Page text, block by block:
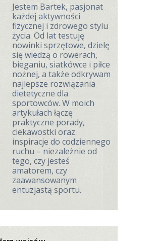
Jestem Bartek, pasjonat
każdej aktywności
fizycznej i zdrowego stylu
życia. Od lat testuję
nowinki sprzętowe, dzielę
się wiedzą o rowerach,
bieganiu, siatkówce i piłce
nożnej, a także odkrywam
najlepsze rozwiązania
dietetyczne dla
sportowców. W moich
artykułach łączę
praktyczne porady,
ciekawostki oraz
inspiracje do codziennego
ruchu – niezależnie od
tego, czy jesteś
amatorem, czy
zaawansowanym
entuzjastą sportu.